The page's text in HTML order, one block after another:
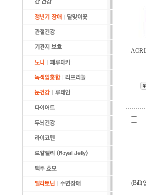
AOR
(Bill)